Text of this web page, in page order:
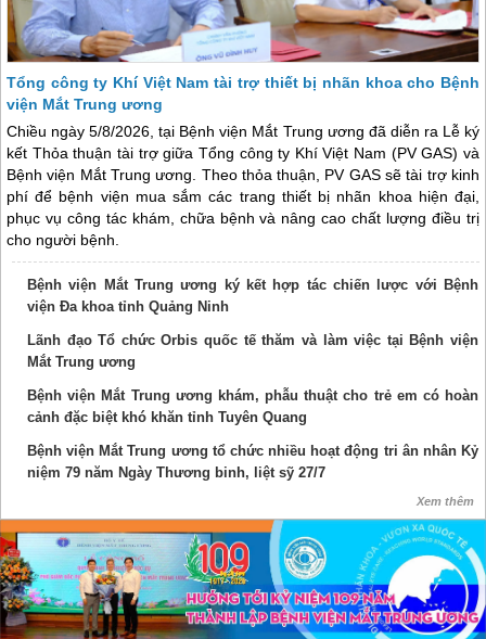
Tổng công ty Khí Việt Nam tài trợ thiết bị nhãn khoa cho Bệnh
viện Mắt Trung ương
Chiều ngày 5/8/2026, tại Bệnh viện Mắt Trung ương đã diễn ra Lễ ký
kết Thỏa thuận tài trợ giữa Tổng công ty Khí Việt Nam (PV GAS) và
Bệnh viện Mắt Trung ương. Theo thỏa thuận, PV GAS sẽ tài trợ kinh
phí để bệnh viện mua sắm các trang thiết bị nhãn khoa hiện đại,
phục vụ công tác khám, chữa bệnh và nâng cao chất lượng điều trị
cho người bệnh.
Bệnh viện Mắt Trung ương ký kết hợp tác chiến lược với Bệnh
viện Đa khoa tỉnh Quảng Ninh
Lãnh đạo Tổ chức Orbis quốc tế thăm và làm việc tại Bệnh viện
Mắt Trung ương
Bệnh viện Mắt Trung ương khám, phẫu thuật cho trẻ em có hoàn
cảnh đặc biệt khó khăn tỉnh Tuyên Quang
Bệnh viện Mắt Trung ương tổ chức nhiều hoạt động tri ân nhân Kỷ
niệm 79 năm Ngày Thương binh, liệt sỹ 27/7
Xem thêm